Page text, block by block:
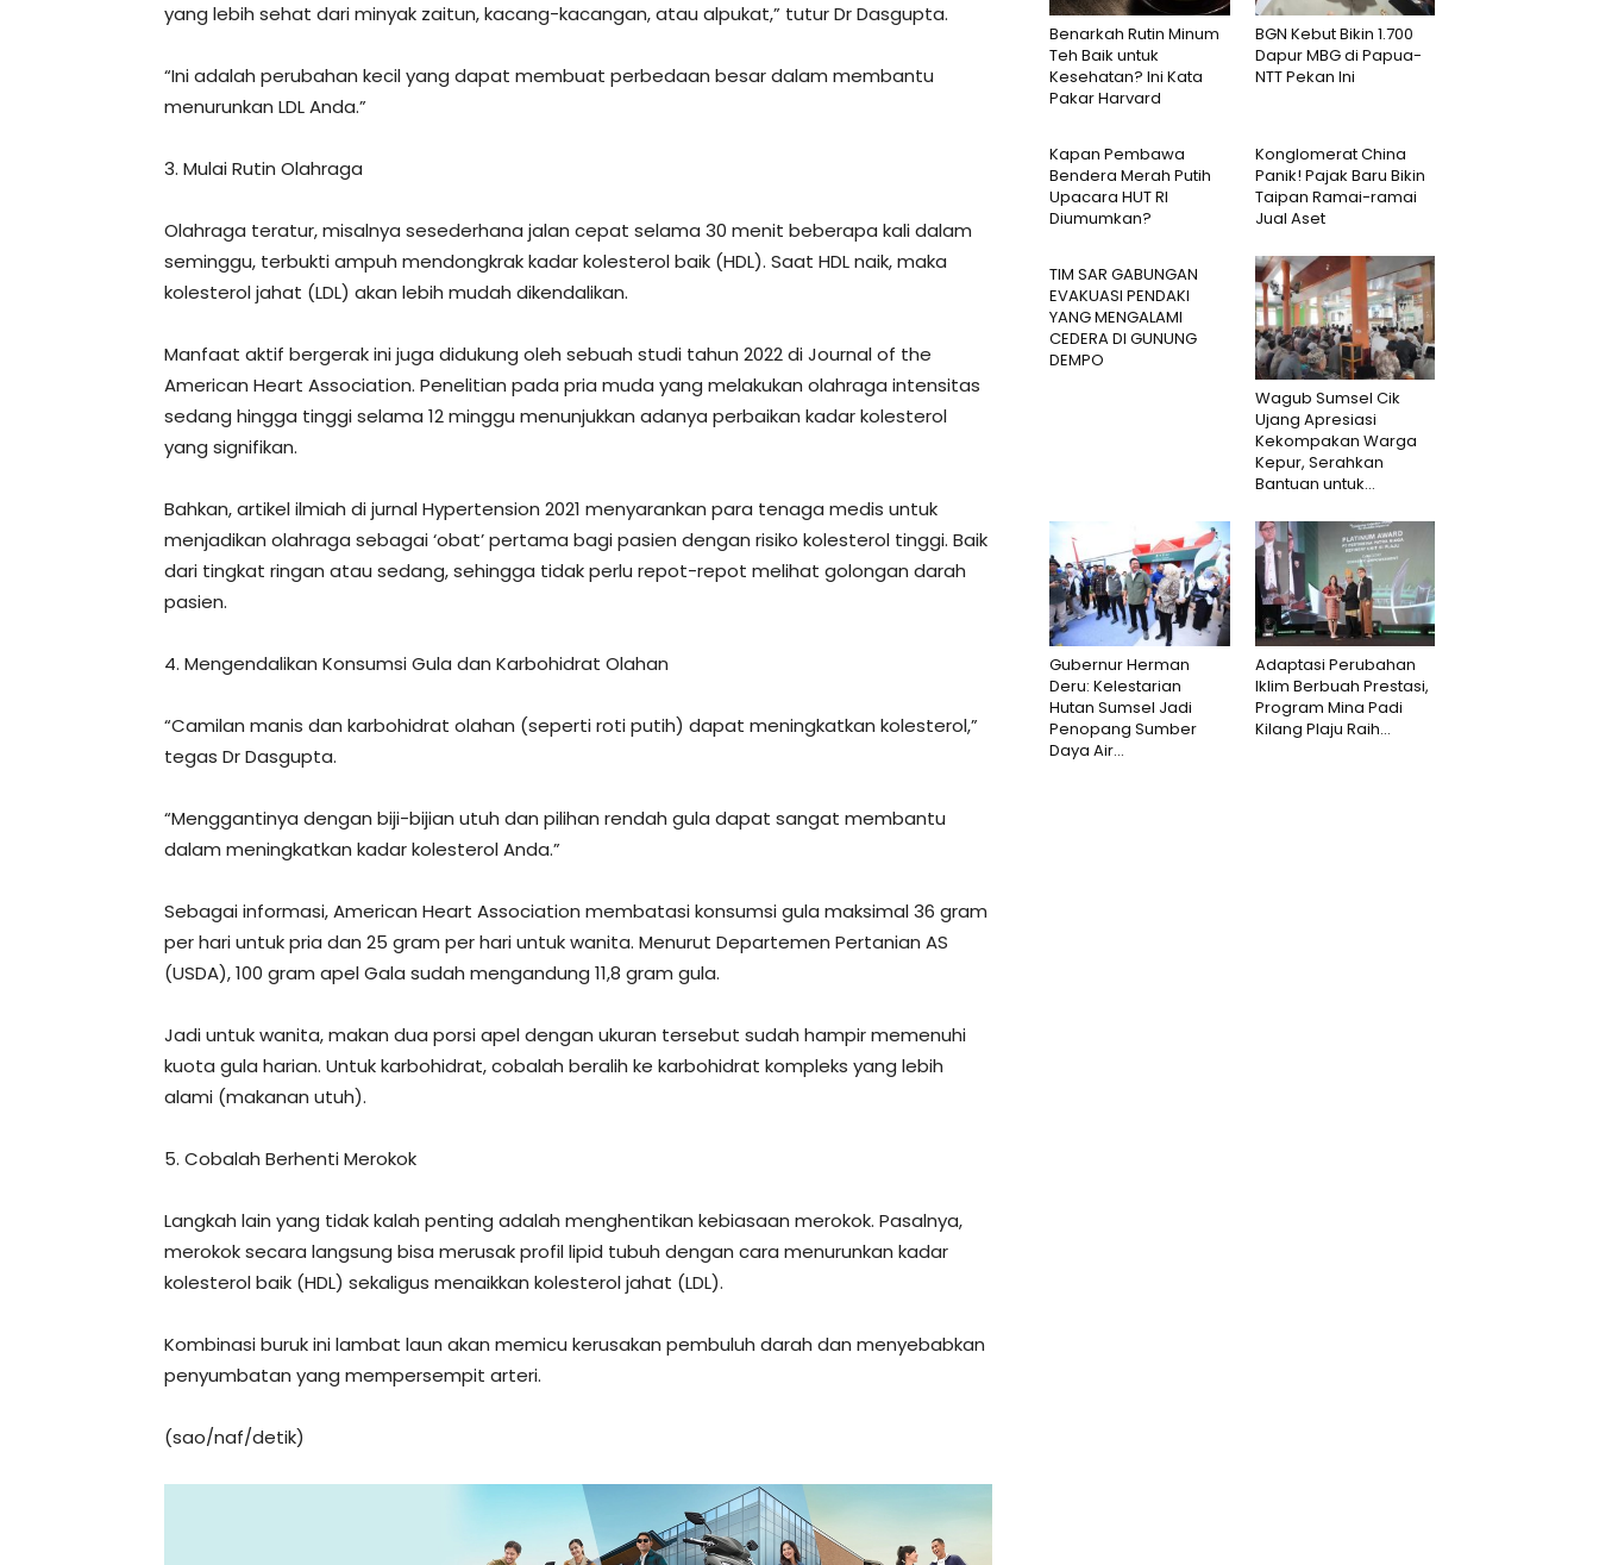
yang lebih sehat dari minyak zaitun, kacang-kacangan, atau alpukat,” tutur Dr Dasgupta.
“Ini adalah perubahan kecil yang dapat membuat perbedaan besar dalam membantu
menurunkan LDL Anda.”
3. Mulai Rutin Olahraga
Olahraga teratur, misalnya sesederhana jalan cepat selama 30 menit beberapa kali dalam
seminggu, terbukti ampuh mendongkrak kadar kolesterol baik (HDL). Saat HDL naik, maka
kolesterol jahat (LDL) akan lebih mudah dikendalikan.
Manfaat aktif bergerak ini juga didukung oleh sebuah studi tahun 2022 di Journal of the
American Heart Association. Penelitian pada pria muda yang melakukan olahraga intensitas
sedang hingga tinggi selama 12 minggu menunjukkan adanya perbaikan kadar kolesterol
yang signifikan.
Bahkan, artikel ilmiah di jurnal Hypertension 2021 menyarankan para tenaga medis untuk
menjadikan olahraga sebagai ‘obat’ pertama bagi pasien dengan risiko kolesterol tinggi. Baik
dari tingkat ringan atau sedang, sehingga tidak perlu repot-repot melihat golongan darah
pasien.
4. Mengendalikan Konsumsi Gula dan Karbohidrat Olahan
“Camilan manis dan karbohidrat olahan (seperti roti putih) dapat meningkatkan kolesterol,”
tegas Dr Dasgupta.
“Menggantinya dengan biji-bijian utuh dan pilihan rendah gula dapat sangat membantu
dalam meningkatkan kadar kolesterol Anda.”
Sebagai informasi, American Heart Association membatasi konsumsi gula maksimal 36 gram
per hari untuk pria dan 25 gram per hari untuk wanita. Menurut Departemen Pertanian AS
(USDA), 100 gram apel Gala sudah mengandung 11,8 gram gula.
Jadi untuk wanita, makan dua porsi apel dengan ukuran tersebut sudah hampir memenuhi
kuota gula harian. Untuk karbohidrat, cobalah beralih ke karbohidrat kompleks yang lebih
alami (makanan utuh).
5. Cobalah Berhenti Merokok
Langkah lain yang tidak kalah penting adalah menghentikan kebiasaan merokok. Pasalnya,
merokok secara langsung bisa merusak profil lipid tubuh dengan cara menurunkan kadar
kolesterol baik (HDL) sekaligus menaikkan kolesterol jahat (LDL).
Kombinasi buruk ini lambat laun akan memicu kerusakan pembuluh darah dan menyebabkan
penyumbatan yang mempersempit arteri.
(sao/naf/detik)
Benarkah Rutin Minum
Teh Baik untuk
Kesehatan? Ini Kata
Pakar Harvard
BGN Kebut Bikin 1.700
Dapur MBG di Papua-
NTT Pekan Ini
Kapan Pembawa
Bendera Merah Putih
Upacara HUT RI
Diumumkan?
Konglomerat China
Panik! Pajak Baru Bikin
Taipan Ramai-ramai
Jual Aset
TIM SAR GABUNGAN
EVAKUASI PENDAKI
YANG MENGALAMI
CEDERA DI GUNUNG
DEMPO
Wagub Sumsel Cik
Ujang Apresiasi
Kekompakan Warga
Kepur, Serahkan
Bantuan untuk...
Gubernur Herman
Deru: Kelestarian
Hutan Sumsel Jadi
Penopang Sumber
Daya Air...
Adaptasi Perubahan
Iklim Berbuah Prestasi,
Program Mina Padi
Kilang Plaju Raih...